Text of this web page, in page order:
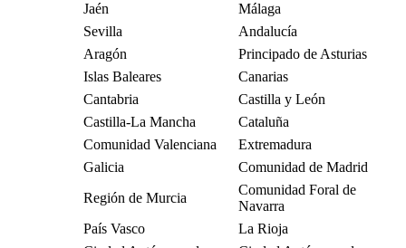
Jaén
Málaga
Sevilla
Andalucía
Aragón
Principado de Asturias
Islas Baleares
Canarias
Cantabria
Castilla y León
Castilla-La Mancha
Cataluña
Comunidad Valenciana
Extremadura
Galicia
Comunidad de Madrid
Región de Murcia
Comunidad Foral de
Navarra
País Vasco
La Rioja